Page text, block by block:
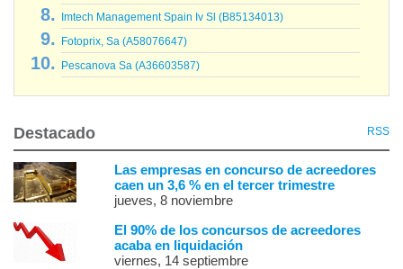
Imtech Management Spain Iv Sl (B85134013)
Fotoprix, Sa (A58076647)
Pescanova Sa (A36603587)
Destacado RSS
Las empresas en concurso de acreedores
caen un 3,6 % en el tercer trimestre
jueves, 8 noviembre
El 90% de los concursos de acreedores
acaba en liquidación
viernes, 14 septiembre